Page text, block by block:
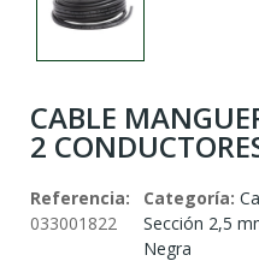
CABLE
2
Referencia:
033001822
Categoría:
Sección 2,5
Negra